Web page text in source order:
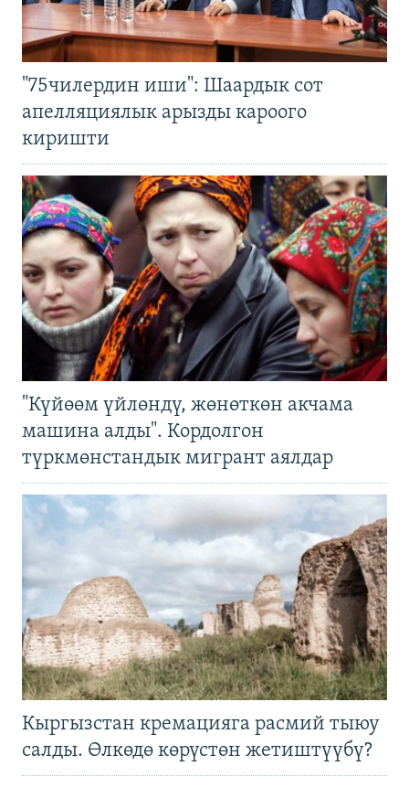
"75чилердин иши": Шаардык сот
апелляциялык арызды кароого
киришти
"Күйөөм үйлөндү, жөнөткөн акчама
машина алды". Кордолгон
түркмөнстандык мигрант аялдар
Кыргызстан кремацияга расмий тыюу
салды. Өлкөдө көрүстөн жетиштүүбү?